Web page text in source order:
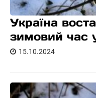
Україна
зимовий час
15.10.2024